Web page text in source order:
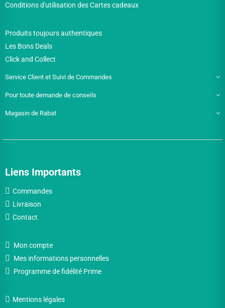
Conditions d'utilisation des Cartes cadeaux
Produits toujours authentiques
Les Bons Deals
Click and Collect
Service Client et Suivi de Commandes
Pour toute demande de conseils
Magasin de Rabat
Liens Importants
Commandes
Livraison
Contact
Mon compte
Mes informations personnelles
Programme de fidélité Prime
Mentions légales